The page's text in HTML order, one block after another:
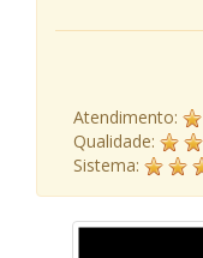
Atendimento:
Qualidade:
Sistema: